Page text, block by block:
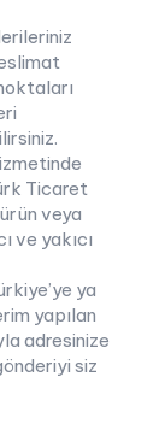
Ticaret
veya
ve yakıcı
ya
yapılan
adresinize
siz